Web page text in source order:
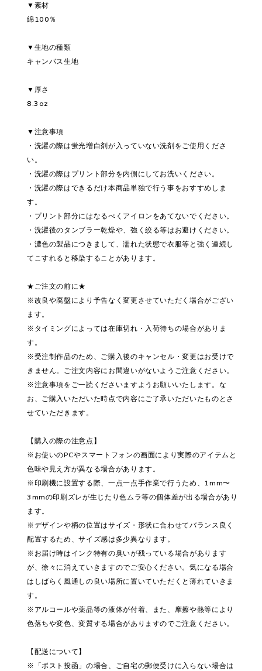
▼素材
綿100％
▼生地の種類
キャンバス生地
▼厚さ
8.3oz
▼注意事項
・洗濯の際は蛍光増白剤が入っていない洗剤をご使用くださ
い。
・洗濯の際はプリント部分を内側にしてお洗いください。
・洗濯の際はできるだけ本商品単独で行う事をおすすめしま
す。
・プリント部分にはなるべくアイロンをあてないでください。
・洗濯後のタンブラー乾燥や、強く絞る等はお避けください。
・濃色の製品につきまして、濡れた状態で衣服等と強く連続し
てこすれると移染することがあります。
★ご注文の前に★
※改良や廃盤により予告なく変更させていただく場合がござい
ます。
※タイミングによっては在庫切れ・入荷待ちの場合がありま
す。
※受注制作品のため、ご購入後のキャンセル・変更はお受けで
きません。ご注文内容にお間違いがないようご注意ください。
※注意事項をご一読くださいますようお願いいたします。な
お、ご購入いただいた時点で内容にご了承いただいたものとさ
せていただきます。
【購入の際の注意点】
※お使いのPCやスマートフォンの画面により実際のアイテムと
色味や見え方が異なる場合があります。
※印刷機に設置する際、一点一点手作業で行うため、1mm〜
3mmの印刷ズレが生じたり色ムラ等の個体差が出る場合があり
ます。
※デザインや柄の位置はサイズ・形状に合わせてバランス良く
配置するため、サイズ感は多少異なります。
※お届け時はインク特有の臭いが残っている場合があります
が、徐々に消えていきますのでご安心ください。気になる場合
はしばらく風通しの良い場所に置いていただくと薄れていきま
す。
※アルコールや薬品等の液体が付着、また、摩擦や熱等により
色落ちや変色、変質する場合がありますのでご注意ください。
【配送について】
※「ポスト投函」の場合、ご自宅の郵便受けに入らない場合は